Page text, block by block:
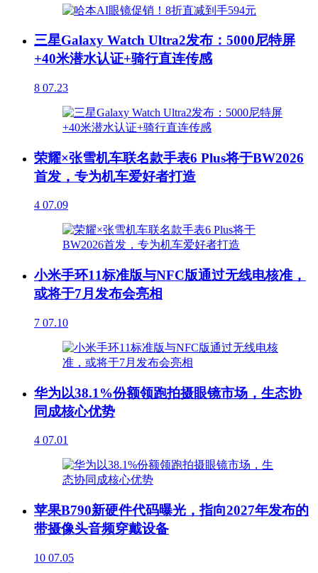
三星Galaxy Watch Ultra2发布：5000尼特屏
+40米潜水认证+骑行直连传感
8 07.23
荣耀×张雪机车联名款手表6 Plus将于BW2026
首发，专为机车爱好者打造
4 07.09
小米手环11标准版与NFC版通过无线电核准，
或将于7月发布会亮相
7 07.10
华为以38.1%份额领跑拍摄眼镜市场，生态协
同成核心优势
4 07.01
苹果B790新硬件代码曝光，指向2027年发布的
带摄像头音频穿戴设备
10 07.05